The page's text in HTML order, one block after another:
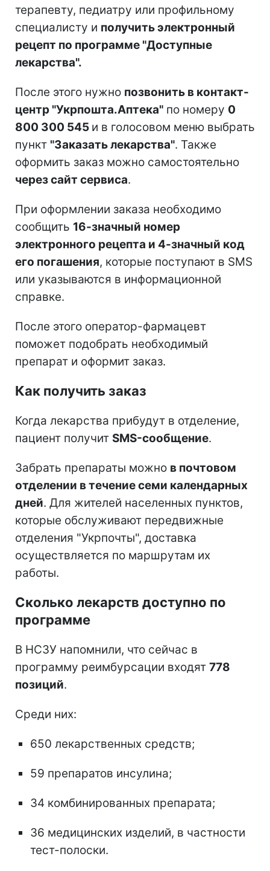
терапевту, педиатру или профильному
специалисту и получить электронный
рецепт по программе "Доступные
лекарства".
После этого нужно позвонить в контакт-
центр "Укрпошта.Аптека" по номеру 0
800 300 545 и в голосовом меню выбрать
пункт "Заказать лекарства". Также
оформить заказ можно самостоятельно
через сайт сервиса.
При оформлении заказа необходимо
сообщить 16-значный номер
электронного рецепта и 4-значный код
его погашения, которые поступают в SMS
или указываются в информационной
справке.
После этого оператор-фармацевт
поможет подобрать необходимый
препарат и оформит заказ.
Как получить заказ
Когда лекарства прибудут в отделение,
пациент получит SMS-сообщение.
Забрать препараты можно в почтовом
отделении в течение семи календарных
дней. Для жителей населенных пунктов,
которые обслуживают передвижные
отделения "Укрпочты", доставка
осуществляется по маршрутам их
работы.
Сколько лекарств доступно по
программе
В НСЗУ напомнили, что сейчас в
программу реимбурсации входят 778
позиций.
Среди них:
650 лекарственных средств;
59 препаратов инсулина;
34 комбинированных препарата;
36 медицинских изделий, в частности
тест-полоски.